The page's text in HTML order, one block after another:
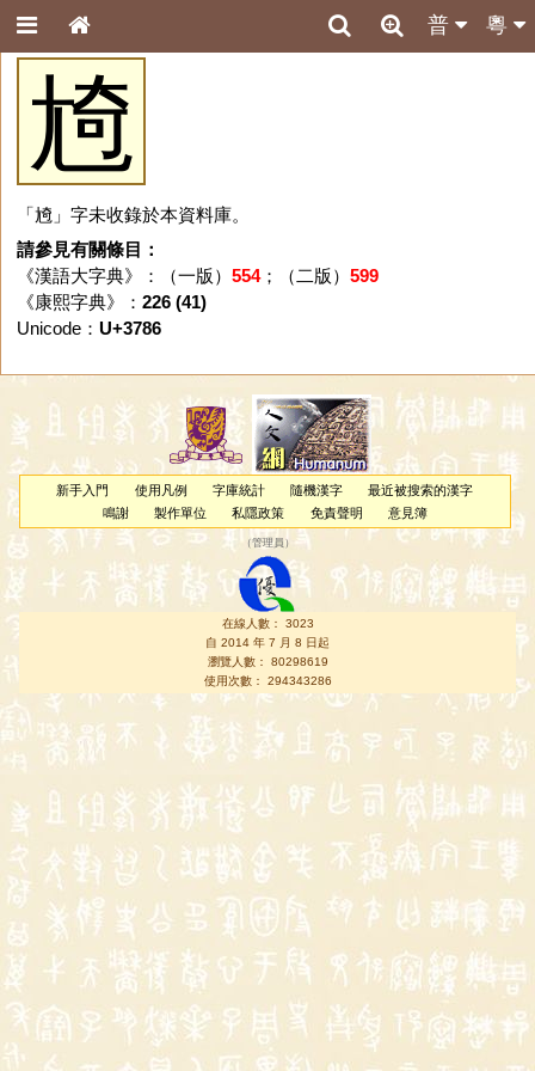
粵
普
㞆
「㞆」字未收錄於本資料庫。
請參見有關條目：
《漢語大字典》：（一版） 554；（二版） 599
《康熙字典》： 226 (41)
Unicode： U+3786
新手入門 使用凡例 字庫統計 隨機漢字
最近被搜索的漢字
鳴謝
製作單位 私隱政策 免責聲明 意見簿
（管理員 ）
在線人數： 3023
自 2014 年 7 月 8 日起
瀏覽人數： 80298619
使用次數： 294343286